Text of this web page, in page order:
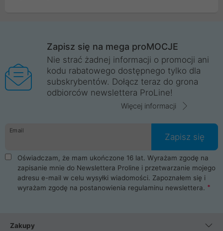
Wrocław, Poznań, Legnica, Katowice, Gliwice, Kalisz, Bytom,
Trzebnica, Opole. Szybka i profesjonalna obsługa!
ProLine to polska firma ze 100% polskim kapitałem. Działamy
legalnie i płacimy podatki w naszym kraju! Posiadamy siedzibę
główną w Mirkowie oraz salony na terenie kraju. Cała
komunikacja ze sklepem komputerowym ProLine jest
danych osobowych. Dlatego zakup notebooka albo laptopa w
ProLine to czysta przyjemność i pełne bezpieczeństwo.
Zaopatrzysz się u nas w akcesoria i części komputerowe
takie jak procesory, karty graficzne, płyty główne, pamięci,
dyski SSD, M.2 oraz HDD. Nasi pracownicy pomogą Ci wybrać
najlepszy zasilacz komputerowy oraz obudowę do komputera.
Poza komputerami mamy również najlepsze na rynku
Smartfony takich producentów jak Xiaomi, Apple, Samsung i
wentylatory. Na koniec mając już to wszystko, możesz
Zapisz się na mega proMOCJE
Nie strać żadnej informacji o promocji ani
kodu rabatowego dostępnego tylko dla
subskrybentów. Dołącz teraz do grona
odbiorców newslettera ProLine!
Więcej informacji
Email
Zapisz się
Oświadczam, że mam ukończone 16 lat. Wyrażam zgodę na
zapisanie mnie do Newslettera Proline i przetwarzanie mojego
adresu e-mail w celu wysyłki wiadomości. Zapoznałem się i
wyrażam zgodę na postanowienia regulaminu newslettera.
Zakupy